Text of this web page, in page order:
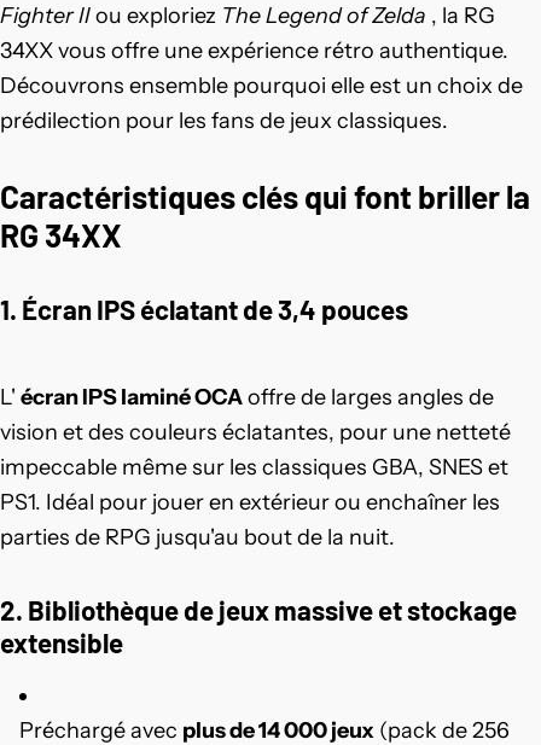
Fighter IIou exploriez The Legend of Zelda , la RG
34XX vous offre une expérience rétro authentique.
Découvrons ensemble pourquoi elle est un choix de
prédilection pour les fans de jeux classiques.
Caractéristiques clés qui font briller la
RG 34XX
1. Écran IPS éclatant de 3,4 pouces
L' écran IPS laminé OCAoffre de larges angles de
vision et des couleurs éclatantes, pour une netteté
impeccable même sur les classiques GBA, SNES et
PS1. Idéal pour jouer en extérieur ou enchaîner les
parties de RPG jusqu'au bout de la nuit.
2. Bibliothèque de jeux massive et stockage
extensible
Préchargé avec plus de 14 000 jeux (pack de 256